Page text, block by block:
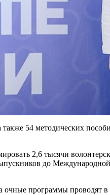
54 методических
2,6 тысячи
до
программы проводят